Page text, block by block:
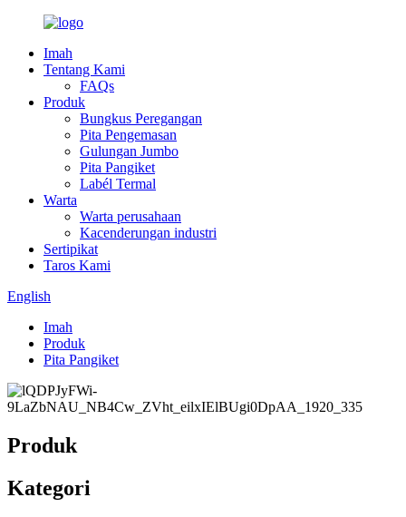
Imah
Tentang Kami
FAQs
Produk
Bungkus Peregangan
Pita Pengemasan
Gulungan Jumbo
Pita Pangiket
Labél Termal
Warta
Warta perusahaan
Kacenderungan industri
Sertipikat
Taros Kami
English
Imah
Produk
Pita Pangiket
Produk
Kategori